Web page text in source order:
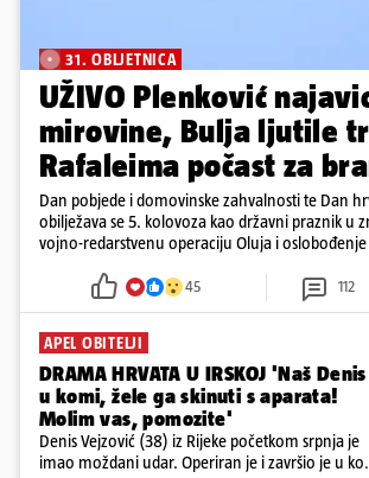
31. OBLJETNICA
UŽIVO Plenković
mirovine, Bulja ljutile
Rafaleima počast za
Dan pobjede i domovinske zahvalnosti te Dan
obilježava se 5. kolovoza kao državni praznik u
vojno-redarstvenu operaciju Oluja i oslobođenje
45 112
APEL OBITELJI
DRAMA HRVATA U IRSKOJ 'Naš
u komi, žele ga skinuti s aparata!
Molim vas, pomozite'
Denis Vejzović (38) iz Rijeke početkom srpnja je
imao moždani udar. Operiran je i završio je u